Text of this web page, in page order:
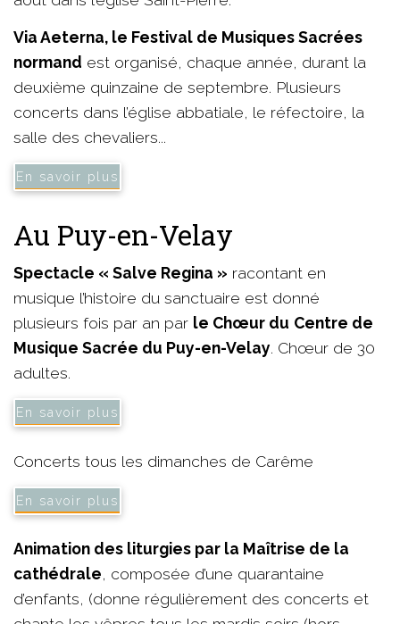
Via Aeterna, le Festival de Musiques Sacrées
normand est organisé, chaque année, durant la
deuxième quinzaine de septembre. Plusieurs
concerts dans l’église abbatiale, le réfectoire, la
salle des chevaliers...
En savoir plus
Au Puy-en-Velay
Spectacle « Salve Regina » racontant en
musique l’histoire du sanctuaire est donné
plusieurs fois par an par le Chœur du Centre de
Musique Sacrée du Puy-en-Velay. Chœur de 30
adultes.
En savoir plus
Concerts tous les dimanches de Carême
En savoir plus
Animation des liturgies par la Maîtrise de la
cathédrale, composée d’une quarantaine
d’enfants, (donne régulièrement des concerts et